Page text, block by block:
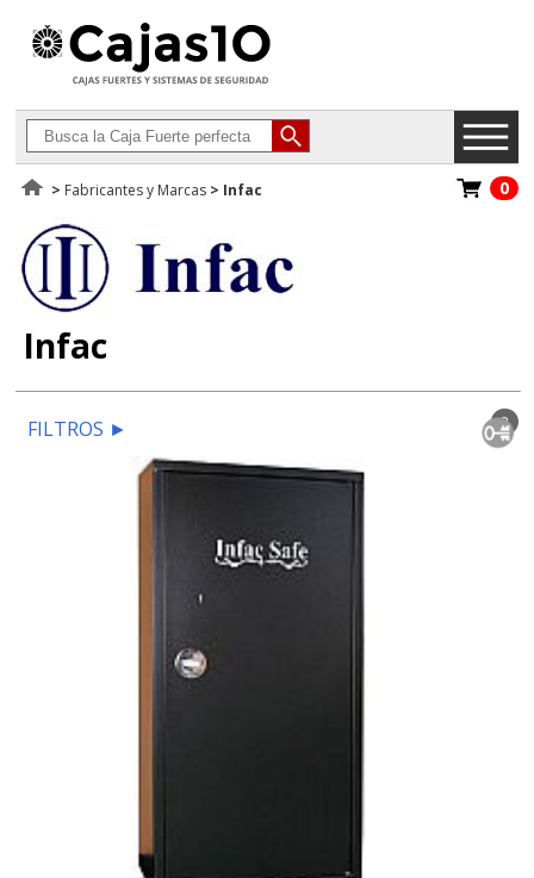
> Fabricantes y Marcas > Infac 0
Infac
FILTROS ► 2